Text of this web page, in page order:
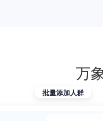
万
批量添加人群